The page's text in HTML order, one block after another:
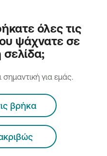
όλες τις
ψάχνατε σε
σελίδα;
για εμάς.
βρήκα